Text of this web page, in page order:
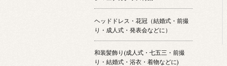
ヘッドドレス・花冠（結婚式・前撮
り・成人式・発表会などに）
和装髪飾り(成人式・七五三・前撮
り・結婚式・浴衣・着物などに)